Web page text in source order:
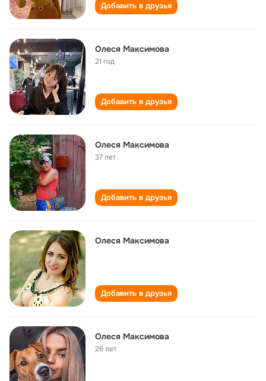
Добавить в друзья
Олеся Максимова
21 год
Добавить в друзья
Олеся Максимова
37 лет
Добавить в друзья
Олеся Максимова
Добавить в друзья
Олеся Максимова
26 лет